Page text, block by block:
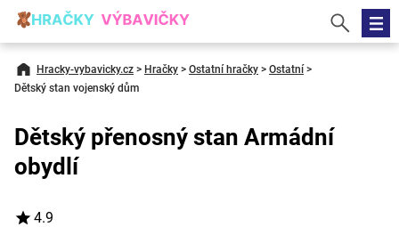
Hracky-vybavicky.cz > Hračky > Ostatní hračky > Ostatní >
Dětský stan vojenský dům
Dětský přenosný stan Armádní
obydlí
4.9